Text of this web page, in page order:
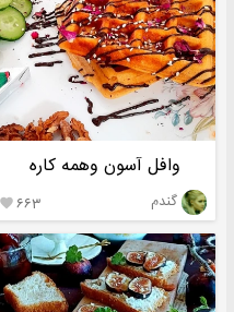
وافل آسون وهمه کاره
گندم ۶۶۳ 